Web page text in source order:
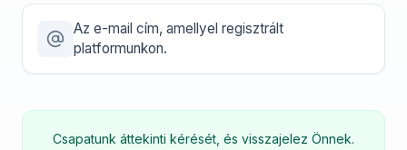
Az e-mail cím, amellyel regisztrált
platformunkon.
Csapatunk áttekinti kérését, és visszajelez Önnek.